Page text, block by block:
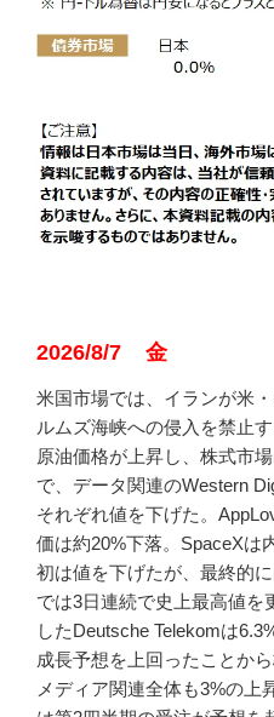
2026/8/7 金
米国市場では、イランが米
ルムズ海峡への侵入を禁止
原油価格が上昇し、株式市
で、データ関連のWestern
それぞれ値を下げた。
価は約20%下落。SpaceXは
初は値を下げたが、最終的
では3日連続で史上最高値を
したDeutsche Telekomは
成長予想を上回ったことか
メディア関連全体も3%の上